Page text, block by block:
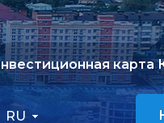
RU
карта